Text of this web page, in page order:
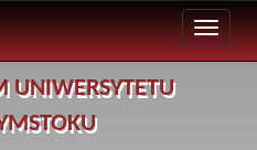
UNIWERSYTETU